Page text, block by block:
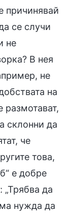
причинявай
се случи
не
В нея
не
на
размотават,
склонни да
че
това,
е добре
„Трябва да
нужда да